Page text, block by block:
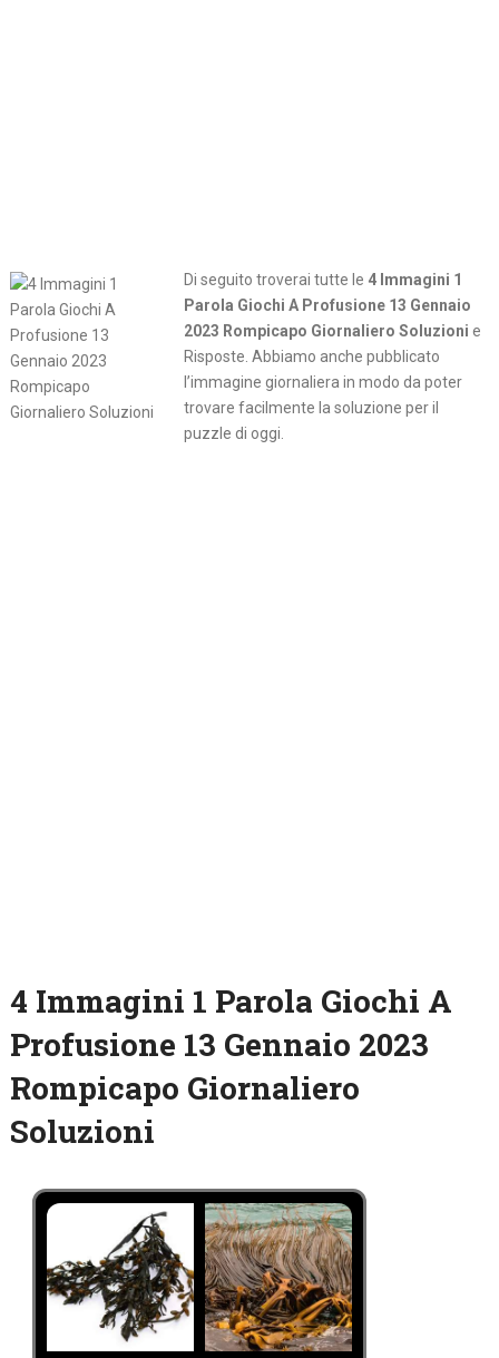
Di seguito troverai tutte le 4 Immagini 1
Parola Giochi A Profusione 13 Gennaio
2023 Rompicapo Giornaliero Soluzioni e
Risposte. Abbiamo anche pubblicato
l’immagine giornaliera in modo da poter
trovare facilmente la soluzione per il
puzzle di oggi.
4 Immagini 1 Parola Giochi A
Profusione 13 Gennaio 2023
Rompicapo Giornaliero
Soluzioni